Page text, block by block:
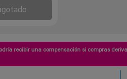
recibir una compensación si compras